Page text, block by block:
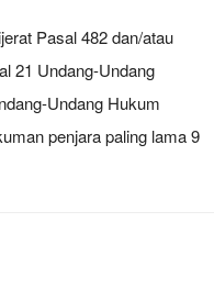
Pasal 482 dan/atau
21 Undang-Undang
Undang Hukum
penjara paling lama 9